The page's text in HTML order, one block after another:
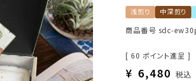
浅煎り 中深煎り
商品番号 sdc-
[ 60 ポイント進呈 ]
¥ 6,480 税込